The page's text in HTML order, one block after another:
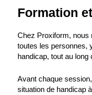
Formation
Chez Proxiform, nous
toutes les personnes,
handicap, tout au
Avant chaque
situation de handicap